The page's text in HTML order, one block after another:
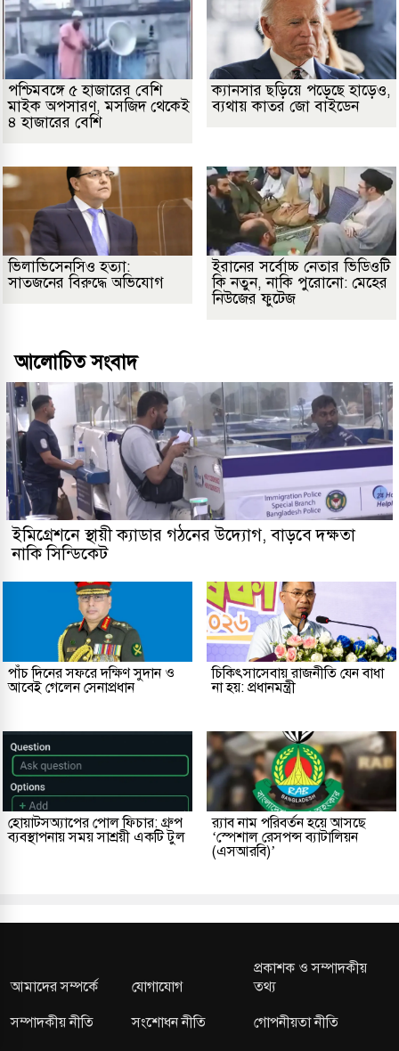
পশ্চিমবঙ্গে ৫ হাজারের বেশি
মাইক অপসারণ, মসজিদ থেকেই
৪ হাজারের বেশি
ক্যানসার ছড়িয়ে পড়েছে হাড়েও,
ব্যথায় কাতর জো বাইডেন
ভিলাভিসেনসিও হত্যা:
সাতজনের বিরুদ্ধে অভিযোগ
ইরানের সর্বোচ্চ নেতার ভিডিওটি
কি নতুন, নাকি পুরোনো: মেহের
নিউজের ফুটেজ
আলোচিত সংবাদ
ইমিগ্রেশনে স্থায়ী ক্যাডার গঠনের উদ্যোগ, বাড়বে দক্ষতা
নাকি সিন্ডিকেট
পাঁচ দিনের সফরে দক্ষিণ সুদান ও
আবেই গেলেন সেনাপ্রধান
চিকিৎসাসেবায় রাজনীতি যেন বাধা
না হয়: প্রধানমন্ত্রী
হোয়াটসঅ্যাপের পোল ফিচার: গ্রুপ
ব্যবস্থাপনায় সময় সাশ্রয়ী একটি টুল
র‌্যাব নাম পরিবর্তন হয়ে আসছে
‘স্পেশাল রেসপন্স ব্যাটালিয়ন
(এসআরবি)’
আমাদের সম্পর্কে যোগাযোগ
প্রকাশক ও সম্পাদকীয়
তথ্য
সম্পাদকীয় নীতি
সংশোধন নীতি গোপনীয়তা নীতি